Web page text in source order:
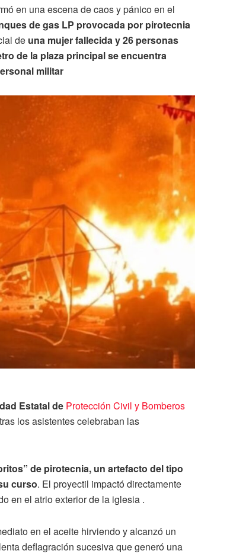
en una escena de caos y pánico en el
de gas LP provocada por pirotecnia
de una mujer fallecida y 26 personas
de la plaza principal se encuentra
militar
Estatal de Protección Civil y Bomberos
los asistentes celebraban las
de pirotecnia, un artefacto del tipo
curso. El proyectil impactó directamente
en el atrio exterior de la iglesia .
en el aceite hirviendo y alcanzó un
deflagración sucesiva que generó una